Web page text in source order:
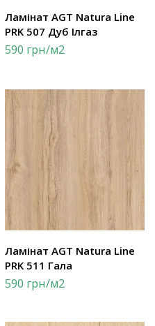
Ламінат AGT Natura Line
PRK 507 Дуб Ілгаз
590 грн/м2
Ламінат AGT Natura Line
PRK 511 Гала
590 грн/м2